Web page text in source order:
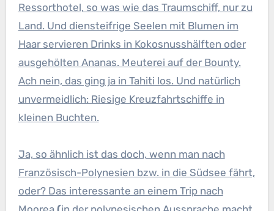
Ressorthotel, so was wie das Traumschiff, nur zu
Land. Und diensteifrige Seelen mit Blumen im
Haar servieren Drinks in Kokosnusshälften oder
ausgehölten Ananas. Meuterei auf der Bounty.
Ach nein, das ging ja in Tahiti los. Und natürlich
unvermeidlich: Riesige Kreuzfahrtschiffe in
kleinen Buchten.
Ja, so ähnlich ist das doch, wenn man nach
Französisch-Polynesien bzw. in die Südsee fährt,
oder? Das interessante an einem Trip nach